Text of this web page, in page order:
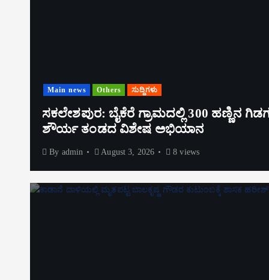
Main news Others ಸುದ್ದಿಗಳು
ಸಕಲೇಶಪುರ: ಬೈಕೆರೆ ಗ್ರಾಮದಲ್ಲಿ 300 ಹಣ್ಣಿನ
ಶೌರ್ಯ ತಂಡದ ವಿಶೇಷ ಅಭಿಯಾನ
By admin August 3, 2026 8 views